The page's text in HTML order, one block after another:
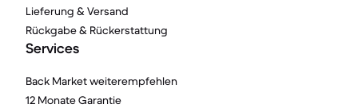
Lieferung & Versand
Rückgabe & Rückerstattung
Services
Back Market weiterempfehlen
12 Monate Garantie